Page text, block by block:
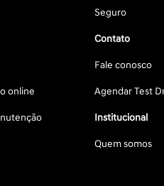
online
Seguro
Contato
Fale conosco
Agendar Test
Institucional
Quem somos